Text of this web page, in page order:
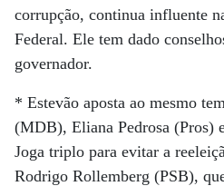
corrupção, continua influente
Federal. Ele tem dado
governador.
* Estevão aposta ao mesmo
(MDB), Eliana Pedrosa (Pros)
Joga triplo para evitar a
Rodrigo Rollemberg (PSB),